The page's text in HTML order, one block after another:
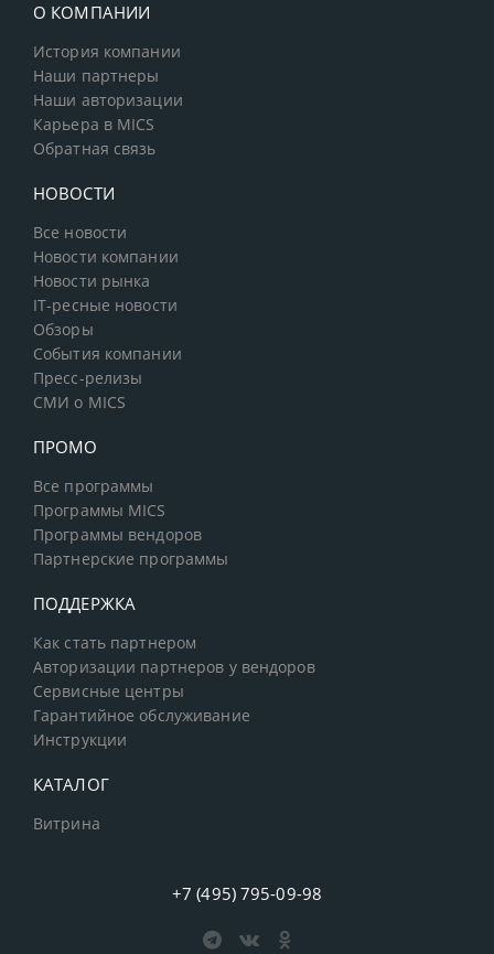
О КОМПАНИИ
История компании
Наши партнеры
Наши авторизации
Карьера в MICS
Обратная связь
НОВОСТИ
Все новости
Новости компании
Новости рынка
IT-ресные новости
Обзоры
События компании
Пресс-релизы
СМИ о MICS
ПРОМО
Все программы
Программы MICS
Программы вендоров
Партнерские программы
ПОДДЕРЖКА
Как стать партнером
Авторизации партнеров у вендоров
Сервисные центры
Гарантийное обслуживание
Инструкции
КАТАЛОГ
Витрина
+7 (495) 795-09-98